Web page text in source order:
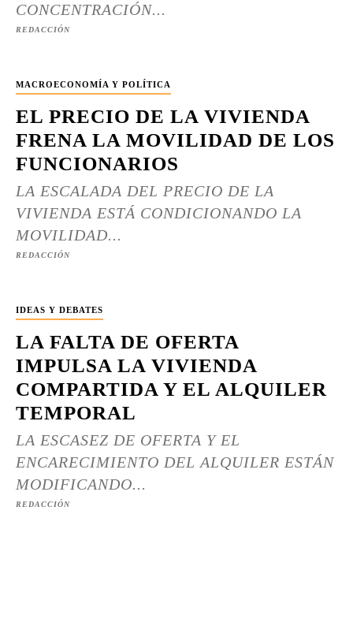
CONCENTRACIÓN...
REDACCIÓN
MACROECONOMÍA Y POLÍTICA
EL PRECIO DE LA VIVIENDA
FRENA LA MOVILIDAD DE LOS
FUNCIONARIOS
LA ESCALADA DEL PRECIO DE LA
VIVIENDA ESTÁ CONDICIONANDO LA
MOVILIDAD...
REDACCIÓN
IDEAS Y DEBATES
LA FALTA DE OFERTA
IMPULSA LA VIVIENDA
COMPARTIDA Y EL ALQUILER
TEMPORAL
LA ESCASEZ DE OFERTA Y EL
ENCARECIMIENTO DEL ALQUILER ESTÁN
MODIFICANDO...
REDACCIÓN